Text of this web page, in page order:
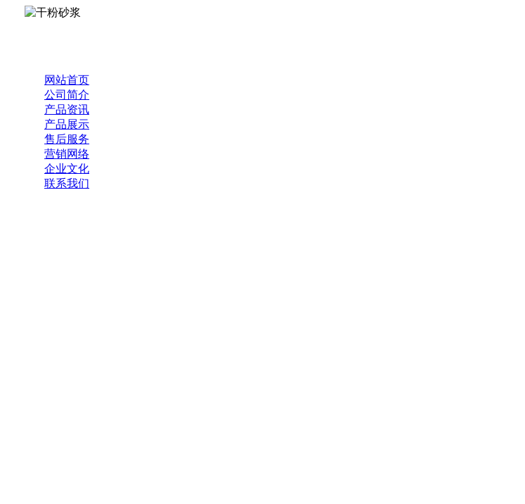
网站首页
公司简介
产品资讯
产品展示
售后服务
营销网络
企业文化
联系我们